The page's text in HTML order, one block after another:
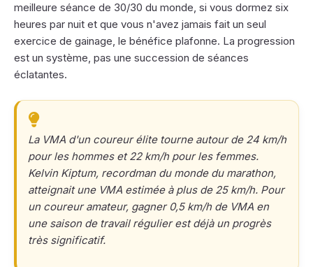
meilleure séance de 30/30 du monde, si vous dormez six
heures par nuit et que vous n'avez jamais fait un seul
exercice de gainage, le bénéfice plafonne. La progression
est un système, pas une succession de séances
éclatantes.
La VMA d'un coureur élite tourne autour de 24 km/h
pour les hommes et 22 km/h pour les femmes.
Kelvin Kiptum, recordman du monde du marathon,
atteignait une VMA estimée à plus de 25 km/h. Pour
un coureur amateur, gagner 0,5 km/h de VMA en
une saison de travail régulier est déjà un progrès
très significatif.